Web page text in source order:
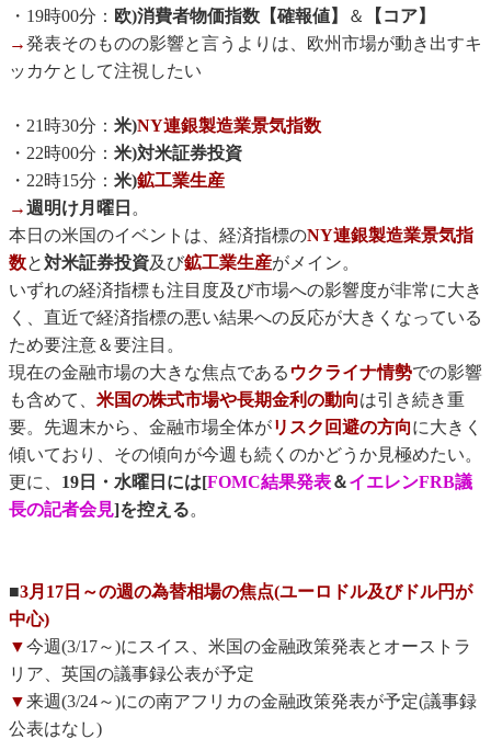
・19時00分： 欧)消費者物価指数【確報値】 ＆
【コア】
→発表そのものの影響と言うよりは、欧州市場が動き出すキ
ッカケとして注視したい
・21時30分： 米)NY連銀製造業景気指数
・22時00分： 米)対米証券投資
・22時15分： 米)鉱工業生産
→週明け月曜日 。
本日の米国のイベントは、経済指標のNY連銀製造業景気指
数と対米証券投資及び鉱工業生産がメイン。
いずれの経済指標も注目度及び市場への影響度が非常に大き
く、直近で経済指標の悪い結果への反応が大きくなっている
ため要注意＆要注目。
現在の金融市場の大きな焦点である ウクライナ情勢での影響
も含めて、 米国の株式市場や長期金利の動向は引き続き重
要。先週末から、金融市場全体がリスク回避の方向に大きく
傾いており、その傾向が今週も続くのかどうか見極めたい。
更に、 19日・水曜日には[FOMC結果発表＆イエレンFRB議
長の記者会見]を控える。
■3月17日～の週の為替相場の焦点(ユーロドル及びドル円が
中心)
▼今週(3/17～)にスイス、米国の金融政策発表とオーストラ
リア、英国の議事録公表が予定
▼来週(3/24～)にの南アフリカの金融政策発表が予定(議事録
公表はなし)